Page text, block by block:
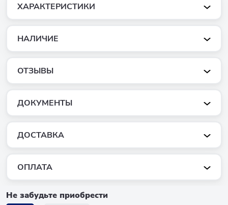
ХАРАКТЕРИСТИКИ
НАЛИЧИЕ
ОТЗЫВЫ
ДОКУМЕНТЫ
ДОСТАВКА
ОПЛАТА
Не забудьте приобрести